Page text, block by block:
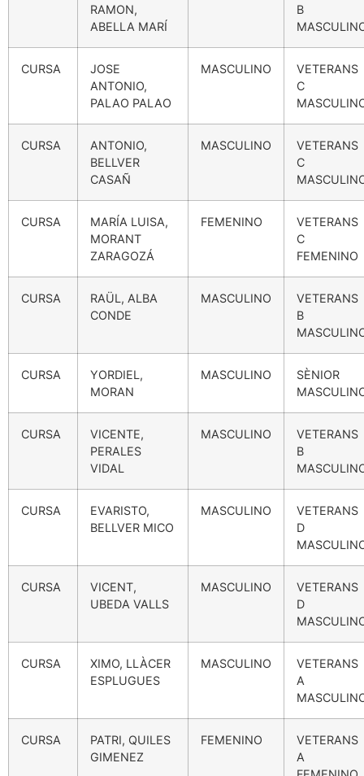
RAMON,
ABELLA MARÍ
B
CURSA
JOSE
ANTONIO,
PALAO PALAO
MASCULINO
VETERANS
C
CURSA
ANTONIO,
BELLVER
CASAÑ
MASCULINO
VETERANS
C
CURSA
MARÍA LUISA,
MORANT
ZARAGOZÁ
FEMENINO
VETERANS
C
FEMENINO
CURSA
RAÜL, ALBA
CONDE
MASCULINO
VETERANS
B
CURSA
YORDIEL,
MORAN
MASCULINO
SÈNIOR
CURSA
VICENTE,
PERALES
VIDAL
MASCULINO
VETERANS
B
CURSA
EVARISTO,
BELLVER MICO
MASCULINO
VETERANS
D
CURSA
VICENT,
UBEDA VALLS
MASCULINO
VETERANS
D
CURSA
XIMO, LLÀCER
ESPLUGUES
MASCULINO
VETERANS
A
CURSA
PATRI, QUILES
GIMENEZ
FEMENINO
VETERANS
A